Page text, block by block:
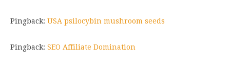
Pingback: USA psilocybin mushroom seeds
Pingback: SEO Affiliate Domination